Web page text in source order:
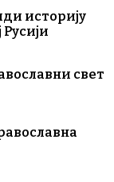
историју
свет